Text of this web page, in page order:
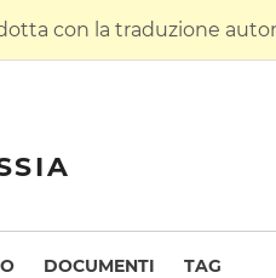
con la traduzione
DOCUMENTI TAG